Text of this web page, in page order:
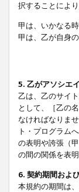
択することによ
甲は、いかなる
甲は、乙が自身
5. 乙がアソシエ
乙は、乙のサイ
として、［乙の
なければなりま
ト・プログラム
の表明や誇張（
の間の関係を表
6. 契約期間およ
本規約の期間は